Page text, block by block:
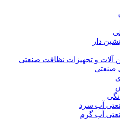
دار
آلات و تجهیزات نظافت صنعتی
صنعتی
آب سرد
آب گرم